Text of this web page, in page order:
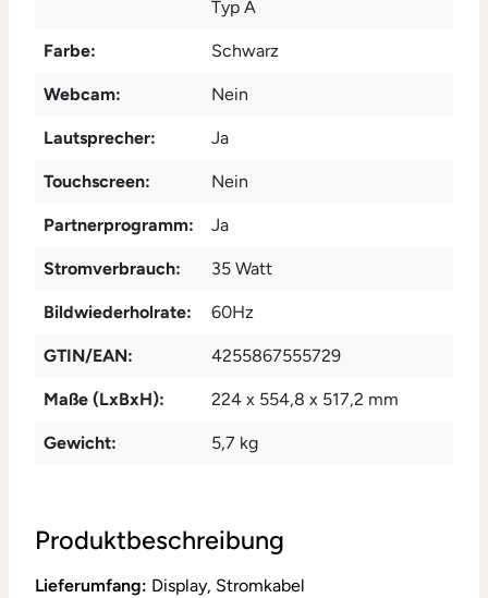
Produktbeschreibung
Lieferumfang: Display, Stromkabel
Typ A
Farbe: Schwarz
Webcam: Nein
Lautsprecher: Ja
Touchscreen: Nein
Partnerprogramm: Ja
Stromverbrauch: 35 Watt
Bildwiederholrate: 60Hz
GTIN/EAN: 4255867555729
Maße (LxBxH): 224 x 554,8 x 517,2 mm
Gewicht: 5,7 kg